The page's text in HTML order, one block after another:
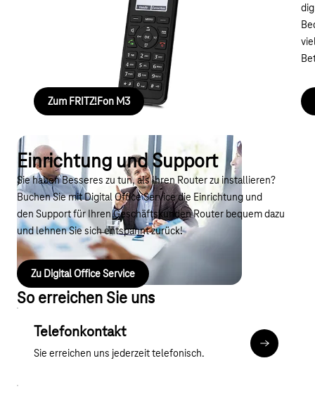
Einstiegsmodell für IP-Telefonie, ideal für mittlere
Anforderungen mit erstklassiger Audioqualität.
Zum FRITZ!Fon M3
Einrichtung und Support
Sie haben Besseres zu tun, als Ihren Router zu installieren?
Buchen Sie mit Digital Office Service die Einrichtung und
den Support für Ihren Geschäftskunden Router bequem dazu
und lehnen Sie sich entspannt zurück!
Zu Digital Office Service
So erreichen Sie uns
Telefonkontakt
Sie erreichen uns jederzeit telefonisch. Mehr zum